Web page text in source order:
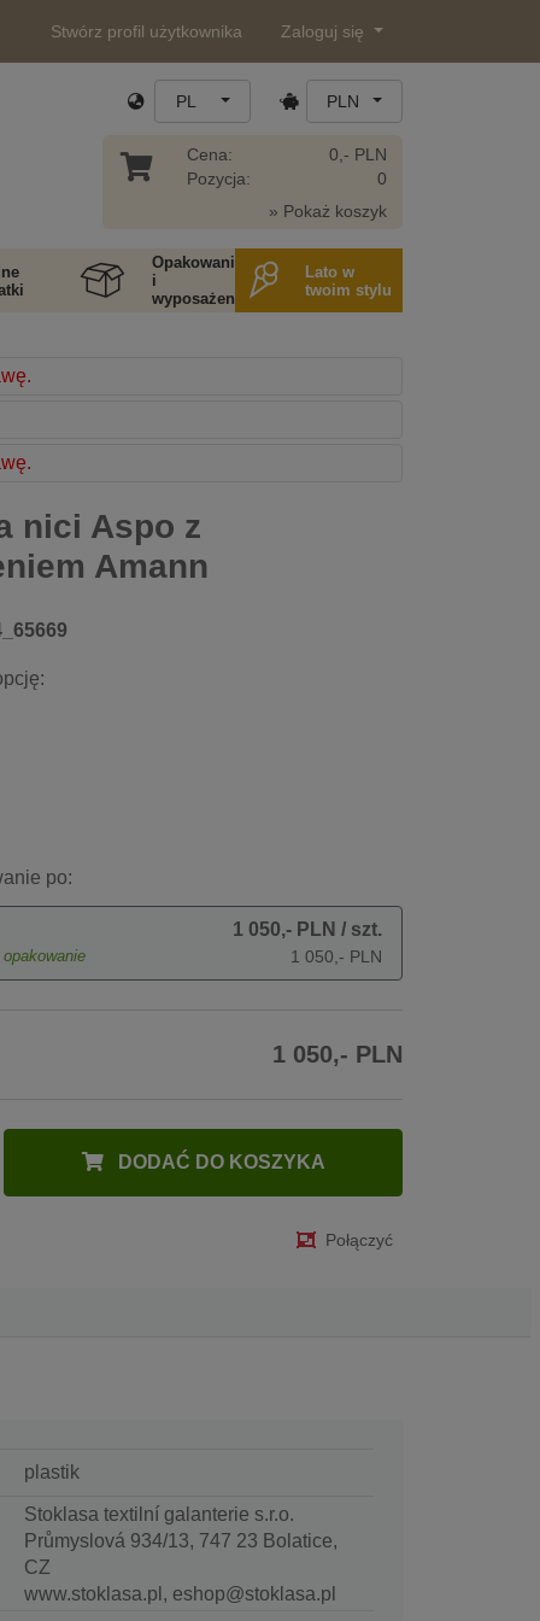
Stwórz profil użytkownika Zaloguj się
PL PLN
Cena:
Pozycja:
0,- PLN
0
» Pokaż koszyk
Opakowania
i
wyposażenie
Lato w
twoim stylu
nici Aspo z
Amann
po:
opakowanie
1 050,- PLN / szt.
1 050,- PLN
1 050,- PLN
DODAĆ DO KOSZYKA
Połączyć
plastik
Stoklasa textilní galanterie s.r.o.
Průmyslová 934/13, 747 23 Bolatice,
CZ
www.stoklasa.pl, eshop@stoklasa.pl